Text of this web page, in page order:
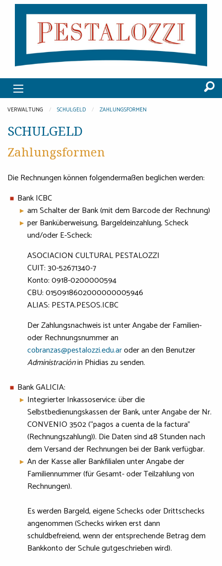
VERWALTUNG SCHULGELD ZAHLUNGSFORMEN
SCHULGELD
Zahlungsformen
Die Rechnungen können folgendermaßen beglichen werden:
Bank ICBC
am Schalter der Bank (mit dem Barcode der Rechnung)
per Banküberweisung, Bargeldeinzahlung, Scheck
und/oder E-Scheck:
ASOCIACION CULTURAL PESTALOZZI
CUIT: 30-52671340-7
Konto: 0918-0200000594
CBU: 0150918602000000005946
ALIAS: PESTA.PESOS.ICBC
Der Zahlungsnachweis ist unter Angabe der Familien-
oder Rechnungsnummer an
cobranzas@pestalozzi.edu.aroder an den Benutzer
Administraciónin Phidias zu senden.
Bank GALICIA:
Integrierter Inkassoservice: über die
Selbstbedienungskassen der Bank, unter Angabe der Nr.
CONVENIO 3502 (“pagos a cuenta de la factura”
(Rechnungszahlung)). Die Daten sind 48 Stunden nach
dem Versand der Rechnungen bei der Bank verfügbar.
An der Kasse aller Bankfilialen unter Angabe der
Familiennummer (für Gesamt- oder Teilzahlung von
Rechnungen).
Es werden Bargeld, eigene Schecks oder Drittschecks
angenommen (Schecks wirken erst dann
schuldbefreiend, wenn der entsprechende Betrag dem
Bankkonto der Schule gutgeschrieben wird).